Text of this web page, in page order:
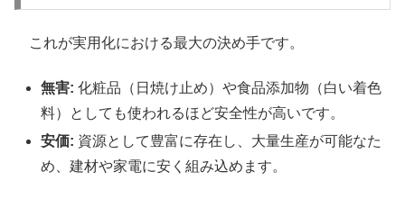
これが実用化における最大の決め手です。
無害: 化粧品（日焼け止め）や食品添加物（白い着色
料）としても使われるほど安全性が高いです。
安価: 資源として豊富に存在し、大量生産が可能なた
め、建材や家電に安く組み込めます。